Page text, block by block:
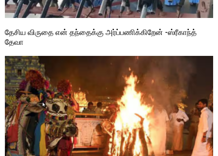
தேசிய விருதை என் தந்தைக்கு அர்ப்பணிக்கிறேன் -ஸ்ரீகாந்த்
தேவா